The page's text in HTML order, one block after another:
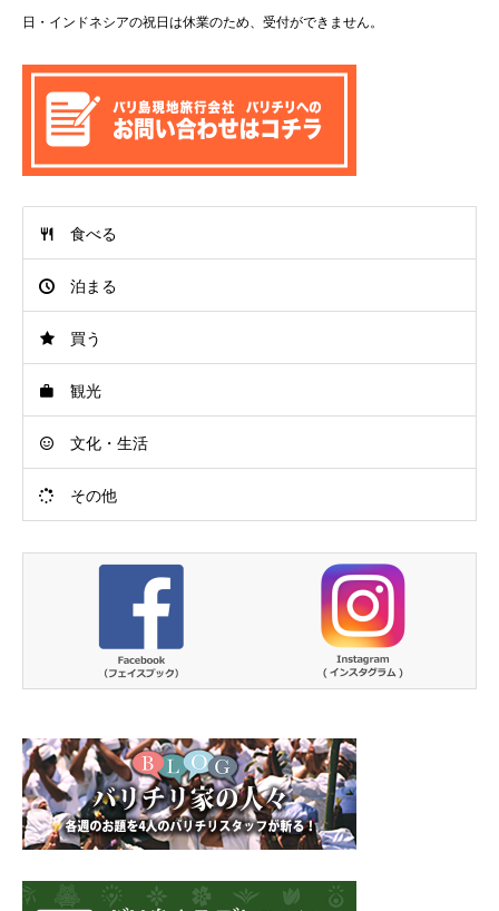
日・インドネシアの祝日は休業のため、受付ができません。
食べる
泊まる
買う
観光
文化・生活
その他